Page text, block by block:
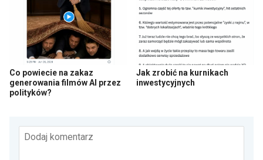
Co powiecie na zakaz
generowania filmów AI przez
polityków?
Jak zrobić na kurnikach
inwestycyjnych
Dodaj komentarz